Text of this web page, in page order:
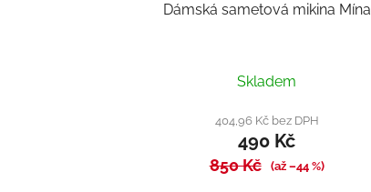
Dámská sametová mikina Mína
Skladem
404,96 Kč bez DPH
490 Kč
850 Kč (až –44 %)